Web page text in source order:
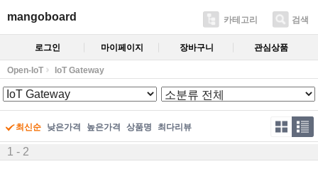
mangoboard 카테고리 검색
로그인 마이페이지 장바구니 관심상품
Open-IoT IoT Gateway
최신순 낮은가격 높은가격 상품명 최다리뷰
1 - 2